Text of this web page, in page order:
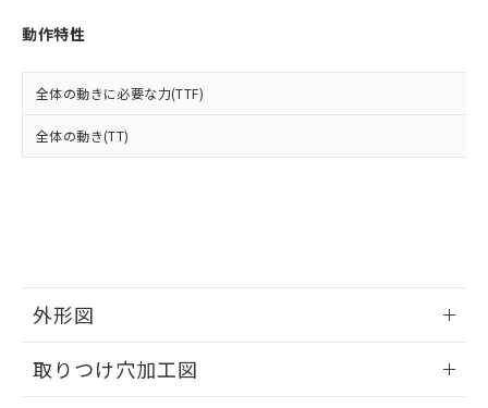
動作特性
全体の動きに必要な力(TTF)
全体の動き(TT)
外形図
取りつけ穴加工図
引・商談に必要な範囲で利用すること
をご了承ください。
※当社の共同利用者とは、
の共同利用に関して"
の「1.共同利
とができます。
51物質の非含有証明書（当社基準）
欄に対応日を記載しておりました。
既に当社にて対応品への在庫切替を完了
していることから、特段のことがない限
り、2022年1月12日より割愛しておりま
す。